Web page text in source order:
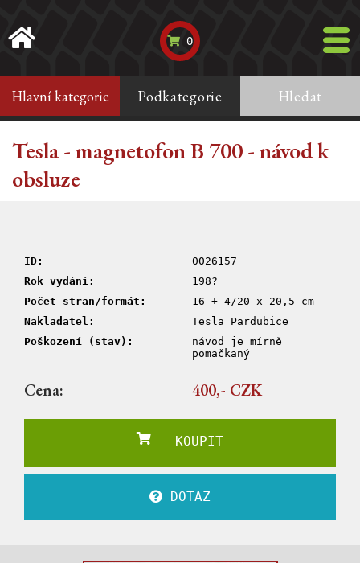
0
Hlavní kategorie Podkategorie Hledat
Tesla - magnetofon B 700 - návod k
obsluze
ID:
0026157
Rok vydání:
198?
Počet stran/formát:
16 + 4/20 x 20,5 cm
Nakladatel:
Tesla Pardubice
Poškození (stav):
návod je mírně
pomačkaný
Cena: 400,- CZK
KOUPIT
DOTAZ